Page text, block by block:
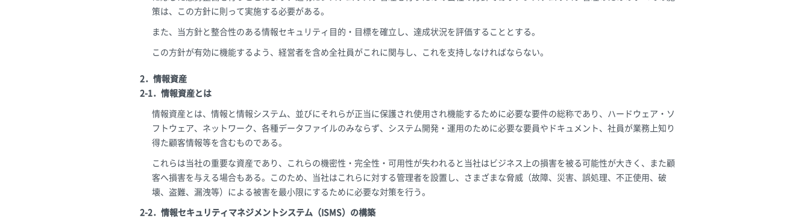
策は、この方針に則って実施する必要がある。
また、当方針と整合性のある情報セキュリティ目的・目標を確立し、達成状況を評価することとする。
この方針が有効に機能するよう、経営者を含め全社員がこれに関与し、これを支持しなければならない。
2．情報資産
2-1．情報資産とは
情報資産とは、情報と情報システム、並びにそれらが正当に保護され使用され機能するために必要な要件の総称であり、ハードウェア・ソ
フトウェア、ネットワーク、各種データファイルのみならず、システム開発・運用のために必要な要員やドキュメント、社員が業務上知り
得た顧客情報等を含むものである。
これらは当社の重要な資産であり、これらの機密性・完全性・可用性が失われると当社はビジネス上の損害を被る可能性が大きく、また顧
客へ損害を与える場合もある。このため、当社はこれらに対する管理者を設置し、さまざまな脅威（故障、災害、誤処理、不正使用、破
壊、盗難、漏洩等）による被害を最小限にするために必要な対策を行う。
2-2．情報セキュリティマネジメントシステム（ISMS）の構築